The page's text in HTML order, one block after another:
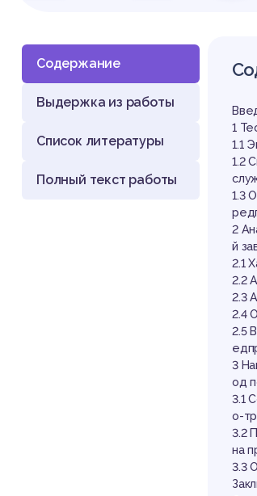
Содержание
Выдержка из работы
Список литературы
Полный текст работы
1
1.1
1.2
1.3
2
й
2.1
2.2
2.3
2.4
2.5
3
од
3.1
о-
3.2
на
3.3